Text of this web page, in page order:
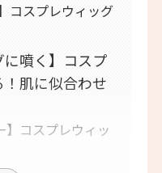
コスプレウィッグ
に噴く】コスプ
肌に似合わせ
】コスプレウィッ